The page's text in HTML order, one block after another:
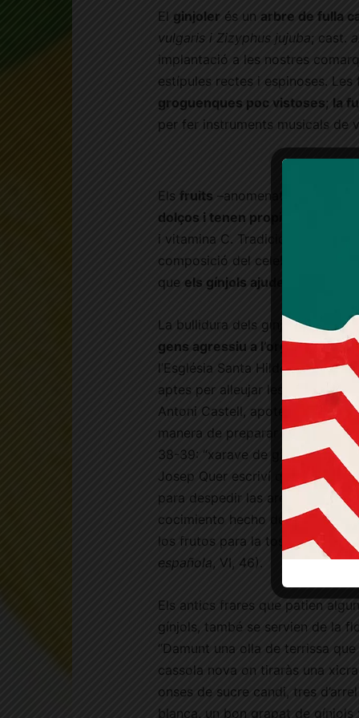
El ginjoler és un arbre de fulla
vulgaris i Zizyphus jujuba; cast.
implantació a les nostres
estípules rectes i espinoses.
groguenques poc vistoses; la
per fer instruments musicals de
Els fruits –anomenats gínjols—
dolços i tenen propietats
i vitamina C. Tradicionalment,
composició del celebrat
que els gínjols ajuden a estovar
La bullidura dels gínjols, una
gens agressiu a l’organisme. Ja
l’Església Santa Hildegarda de
aptes per alleujar les mucoses
Antoni Castell, apotecari del
manera de preparar aixarop de
38-39: “xarave de gínjoles”).
Josep Quer escriví que el fruit
para despedir las arenas de los
cocimiento hecho de los frutos
los frutos para la tos y asma
española, VI, 46).
Els antics frares que patien
gínjols, també se servien de la
“Damunt una olla de terrissa
cassola nova on tiraràs una
onses de sucre candi, tres
blanca, un bon grapat de